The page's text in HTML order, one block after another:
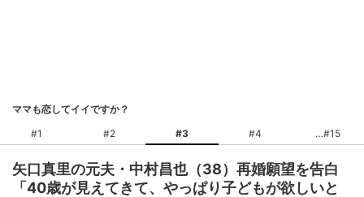
ママも恋してイイですか？
#1
#2 #3 #4 #15
矢口真里の元夫・中村昌也（38）再婚願望を告白
「40歳が見えてきて、やっぱり子どもが欲しいと